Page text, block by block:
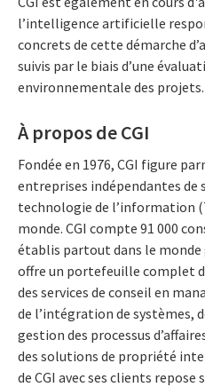
l’intelligence artificielle
concrets de cette démarche
suivis par le biais d’une
environnementale des projets.
À propos de CGI
Fondée en 1976, CGI figure
entreprises indépendantes de
technologie de l’information
monde. CGI compte 91 000
établis partout dans le monde
offre un portefeuille complet
des services de conseil en
de l’intégration de systèmes,
gestion des processus
des solutions de propriété
de CGI avec ses clients repose